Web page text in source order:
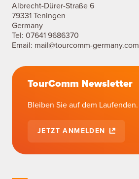
Albrecht-Dürer-Straße 6
79331 Teningen
Germany
Tel: 07641 9686370
Email: mail@tourcomm-germany.com
TourComm Newsletter
Bleiben Sie auf dem Laufenden.
JETZT ANMELDEN